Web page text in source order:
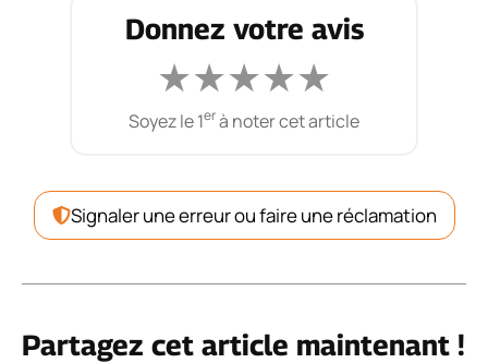
Donnez votre avis
★★★★★
Soyez le 1erà noter cet article
Signaler une erreur ou faire une réclamation
Partagez cet article maintenant !